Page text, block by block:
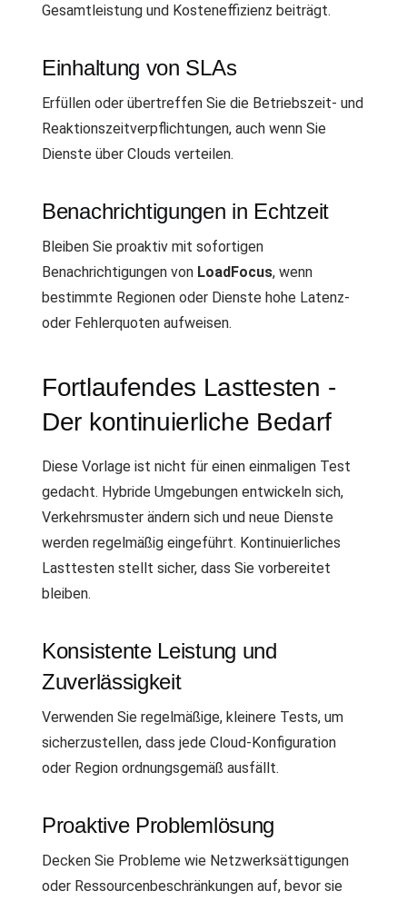
Gesamtleistung und Kosteneffizienz beiträgt.
Einhaltung von SLAs
Erfüllen oder übertreffen Sie die Betriebszeit- und
Reaktionszeitverpflichtungen, auch wenn Sie
Dienste über Clouds verteilen.
Benachrichtigungen in Echtzeit
Bleiben Sie proaktiv mit sofortigen
Benachrichtigungen von LoadFocus, wenn
bestimmte Regionen oder Dienste hohe Latenz-
oder Fehlerquoten aufweisen.
Fortlaufendes Lasttesten -
Der kontinuierliche Bedarf
Diese Vorlage ist nicht für einen einmaligen Test
gedacht. Hybride Umgebungen entwickeln sich,
Verkehrsmuster ändern sich und neue Dienste
werden regelmäßig eingeführt. Kontinuierliches
Lasttesten stellt sicher, dass Sie vorbereitet
bleiben.
Konsistente Leistung und
Zuverlässigkeit
Verwenden Sie regelmäßige, kleinere Tests, um
sicherzustellen, dass jede Cloud-Konfiguration
oder Region ordnungsgemäß ausfällt.
Proaktive Problemlösung
Decken Sie Probleme wie Netzwerksättigungen
oder Ressourcenbeschränkungen auf, bevor sie